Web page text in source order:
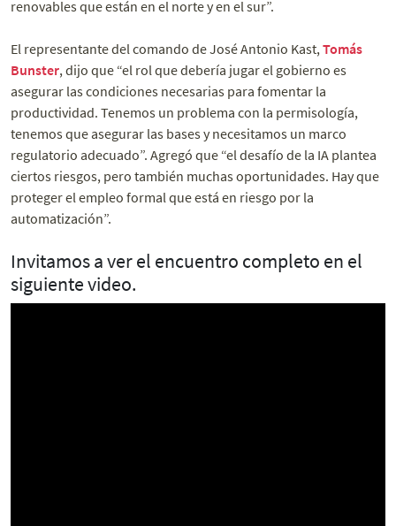
renovables que están en el norte y en el sur”.
El representante del comando de José Antonio Kast,Tomás
Bunster, dijo que “el rol que debería jugar el gobierno es
asegurar las condiciones necesarias para fomentar la
productividad. Tenemos un problema con la permisología,
tenemos que asegurar las bases y necesitamos un marco
regulatorio adecuado”. Agregó que “el desafío de la IA plantea
ciertos riesgos, pero también muchas oportunidades. Hay que
proteger el empleo formal que está en riesgo por la
automatización”.
Invitamos a ver el encuentro completo en el
siguiente video.